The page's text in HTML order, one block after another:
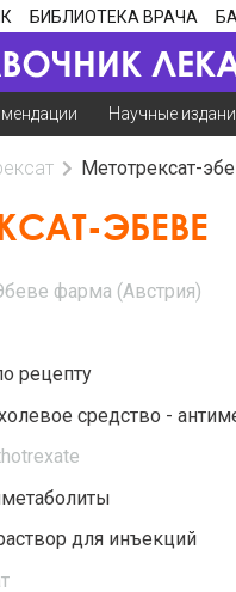
БИБЛИОТЕКА ВРАЧА
Научные
Метотрексат-
ЭБЕВЕ
фарма (Австрия)
рецепту
средство -
для инъекций